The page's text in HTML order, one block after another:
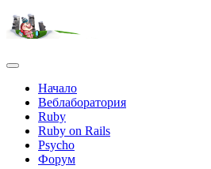
Начало
Веблаборатория
Ruby
Ruby on Rails
Psycho
Форум